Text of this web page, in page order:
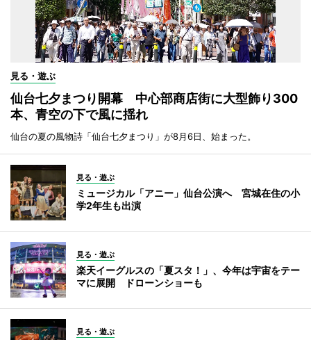
見る・遊ぶ
仙台七夕まつり開幕 中心部商店街に大型飾り300
本、青空の下で風に揺れ
仙台の夏の風物詩「仙台七夕まつり」が8月6日、始まった。
見る・遊ぶ
ミュージカル「アニー」仙台公演へ 宮城在住の小
学2年生も出演
見る・遊ぶ
楽天イーグルスの「夏スタ！」、今年は宇宙をテー
マに展開 ドローンショーも
見る・遊ぶ